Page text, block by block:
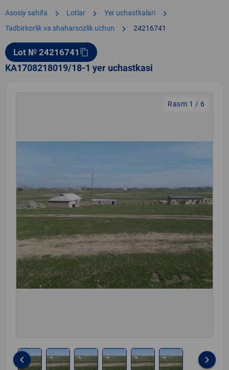
Asosiy sahifa chevron_right Lotlar chevron_right Yer uchastkalari chevron_right
Tadbirkorlik va shaharsozlik uchun chevron_right 24216741
Lot № 24216741 content_copy
KA1708218019/18-1 yer uchastkasi
Rasm 1 / 6
keyboard_arrow_left keyboard_arrow_right